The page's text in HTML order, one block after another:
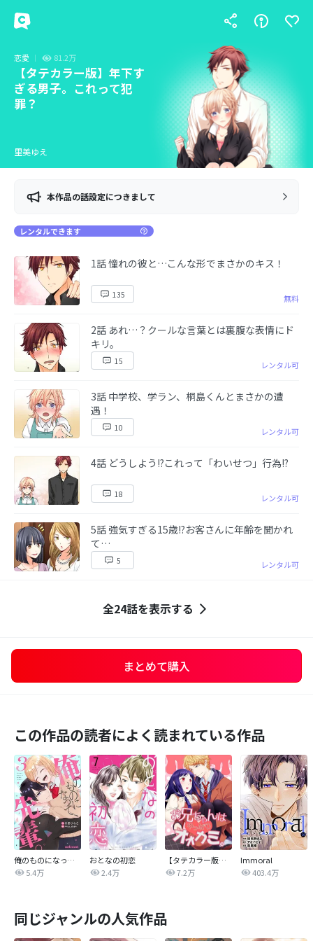
恋愛 81.2万
【タテカラー版】年下す
ぎる男子。これって犯
罪？
里美ゆえ
本作品の話設定につきまして
レンタルできます
1話 憧れの彼と…こんな形でまさかのキス！
135 無料
2話 あれ…？クールな言葉とは裏腹な表情にド
キリ。
15 レンタル可
3話 中学校、学ラン、桐島くんとまさかの遭
遇！
10 レンタル可
4話 どうしよう!?これって「わいせつ」行為!?
18 レンタル可
5話 強気すぎる15歳!?お客さんに年齢を聞かれ
て…
5 レンタル可
全24話を表示する
まとめて購入
この作品の読者によく読まれている作品
俺のものになって、先輩。
5.4万
おとなの初恋
2.4万
【タテカラー版】お兄ちゃんはやっぱりオオカミ。
7.2万
Immoral
403.4万
同じジャンルの人気作品